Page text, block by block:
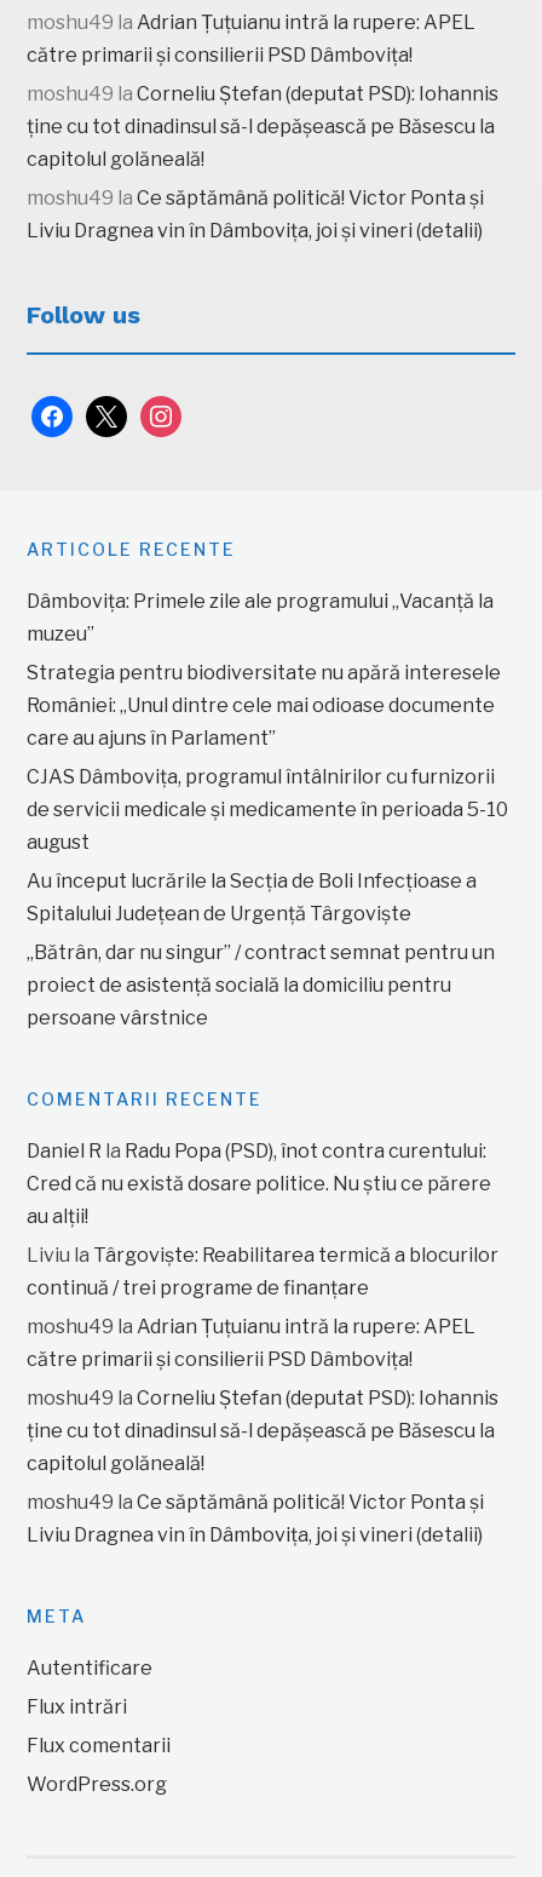
moshu49 la Adrian Țuțuianu intră la rupere: APEL
către primarii și consilierii PSD Dâmbovița!
moshu49 laCorneliu Ștefan (deputat PSD): Iohannis
ține cu tot dinadinsul să-l depășească pe Băsescu la
capitolul golăneală!
moshu49 laCe săptămână politică! Victor Ponta și
Liviu Dragnea vin în Dâmbovița, joi și vineri (detalii)
Follow us
facebook
x instagram
ARTICOLE RECENTE
Dâmbovița: Primele zile ale programului „Vacanță la
muzeu”
Strategia pentru biodiversitate nu apără interesele
României: „Unul dintre cele mai odioase documente
care au ajuns în Parlament”
CJAS Dâmbovița, programul întâlnirilor cu furnizorii
de servicii medicale și medicamente în perioada 5-10
august
Au început lucrările la Secția de Boli Infecțioase a
Spitalului Județean de Urgență Târgoviște
„Bătrân, dar nu singur” / contract semnat pentru un
proiect de asistență socială la domiciliu pentru
persoane vârstnice
COMENTARII RECENTE
Daniel R la Radu Popa (PSD), înot contra curentului:
Cred că nu există dosare politice. Nu știu ce părere
au alții!
Liviu la Târgoviște: Reabilitarea termică a blocurilor
continuă / trei programe de finanțare
moshu49 la Adrian Țuțuianu intră la rupere: APEL
către primarii și consilierii PSD Dâmbovița!
moshu49 laCorneliu Ștefan (deputat PSD): Iohannis
ține cu tot dinadinsul să-l depășească pe Băsescu la
capitolul golăneală!
moshu49 laCe săptămână politică! Victor Ponta și
Liviu Dragnea vin în Dâmbovița, joi și vineri (detalii)
META
Autentificare
Flux intrări
Flux comentarii
WordPress.org